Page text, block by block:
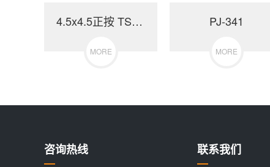
4.5x4.5正按 TS-C016
MORE
PJ-341
MORE
咨询热线 联系我们